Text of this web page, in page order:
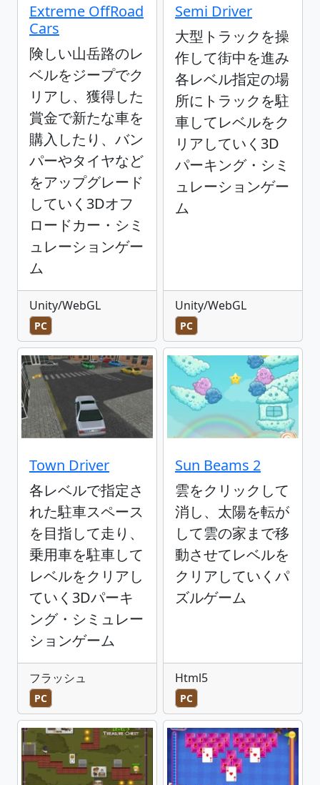
Extreme OffRoad
Cars
険しい山岳路のレ
ベルをジープでク
リアし、獲得した
賞金で新たな車を
購入したり、バン
パーやタイヤなど
をアップグレード
していく3Dオフ
ロードカー・シミ
ュレーションゲー
ム
Unity/WebGL
PC
Semi Driver
大型トラックを操
作して街中を進み
各レベル指定の場
所にトラックを駐
車してレベルをク
リアしていく3D
パーキング・シミ
ュレーションゲー
ム
Unity/WebGL
PC
Town Driver
各レベルで指定さ
れた駐車スペース
を目指して走り、
乗用車を駐車して
レベルをクリアし
ていく3Dパーキ
ング・シミュレー
ションゲーム
フラッシュ
PC
Sun Beams 2
雲をクリックして
消し、太陽を転が
して雲の家まで移
動させてレベルを
クリアしていくパ
ズルゲーム
Html5
PC